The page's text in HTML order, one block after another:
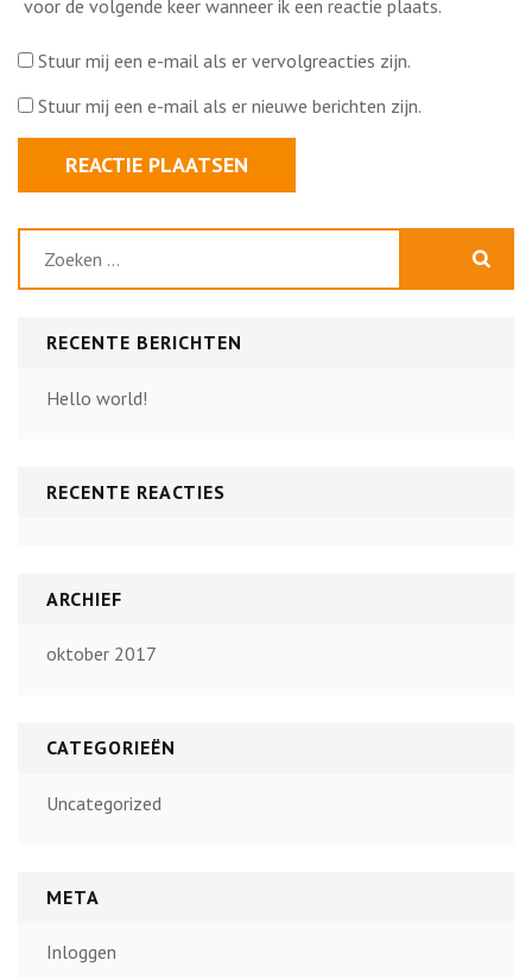
voor de volgende keer wanneer ik een reactie plaats.
Stuur mij een e-mail als er vervolgreacties zijn.
Stuur mij een e-mail als er nieuwe berichten zijn.
naar:
RECENTE BERICHTEN
Hello world!
RECENTE REACTIES
ARCHIEF
oktober 2017
CATEGORIEËN
Uncategorized
META
Inloggen